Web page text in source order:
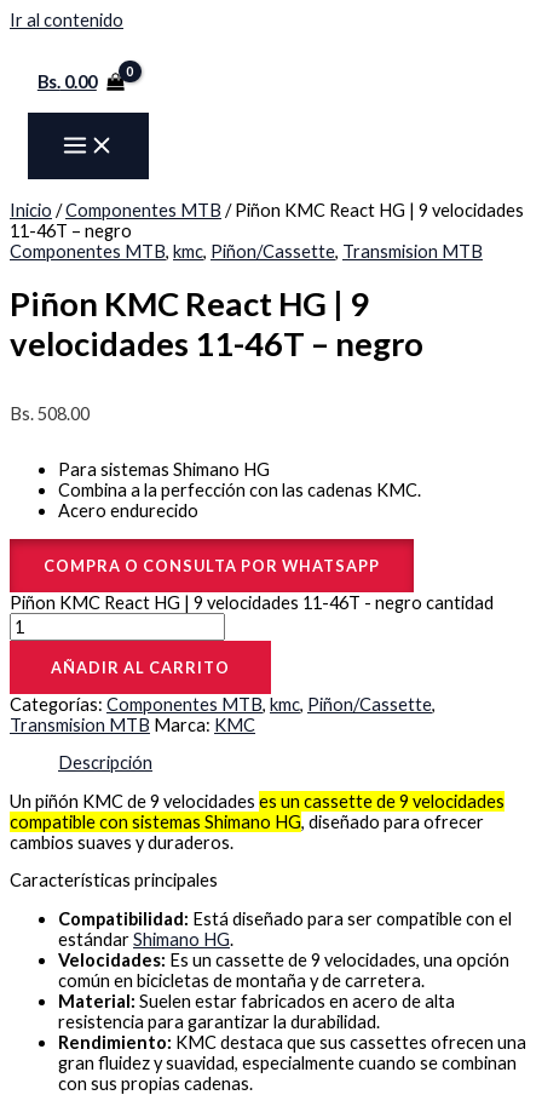
Ir al contenido
Bs.0.00
Inicio /Componentes MTB / Piñon KMC React HG | 9 velocidades
11-46T – negro
Componentes MTB, kmc, Piñon/Cassette, Transmision MTB
Piñon KMC React HG | 9
velocidades 11-46T – negro
Bs.508.00
Para sistemas Shimano HG
Combina a la perfección con las cadenas KMC.
Acero endurecido
COMPRA O CONSULTA POR WHATSAPP
Piñon KMC React HG | 9 velocidades 11-46T - negro cantidad
AÑADIR AL CARRITO
Categorías: Componentes MTB, kmc, Piñon/Cassette,
Transmision MTB Marca: KMC
Descripción
Un piñón KMC de 9 velocidades es un cassette de 9 velocidades
compatible con sistemas Shimano HG, diseñado para ofrecer
cambios suaves y duraderos.
Características principales
Compatibilidad: Está diseñado para ser compatible con el
estándarShimano HG.
Velocidades: Es un cassette de 9 velocidades, una opción
común en bicicletas de montaña y de carretera.
Material: Suelen estar fabricados en acero de alta
resistencia para garantizar la durabilidad.
Rendimiento: KMC destaca que sus cassettes ofrecen una
gran fluidez y suavidad, especialmente cuando se combinan
con sus propias cadenas.